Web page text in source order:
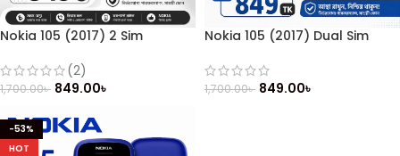
Nokia 105 (2017) 2 Sim
(2)
1,700.00৳ 849.00৳
Nokia 105 (2017) Dual Sim
1,700.00৳ 849.00৳
-53%
HOT